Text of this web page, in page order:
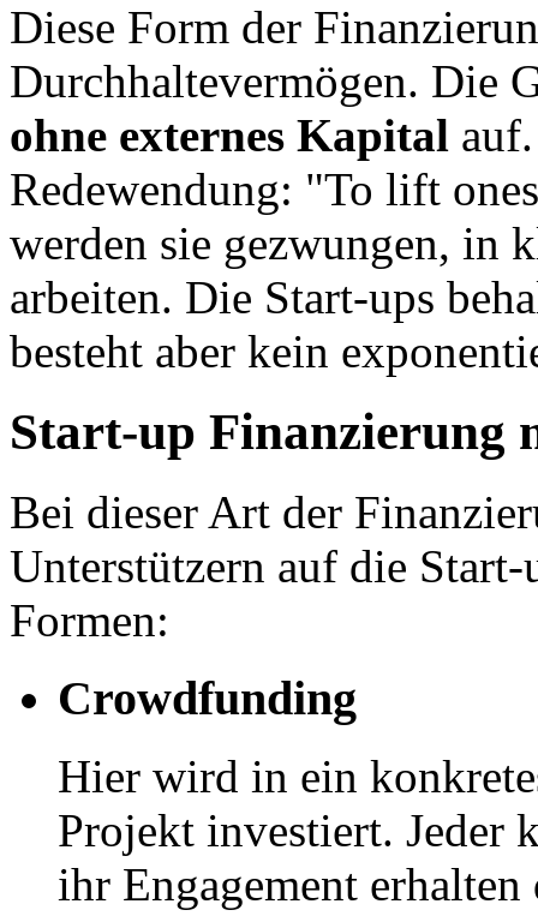
Diese Form der
Durchhaltevermögen. Die
ohne externes Kapital
Redewendung: "To lift
werden sie gezwungen, in
arbeiten. Die Start-ups
besteht aber kein
Start-up Finanzierung
Bei dieser Art der
Unterstützern auf die
Formen:
Crowdfunding
Hier wird in ein
Projekt investiert. Jeder
ihr Engagement